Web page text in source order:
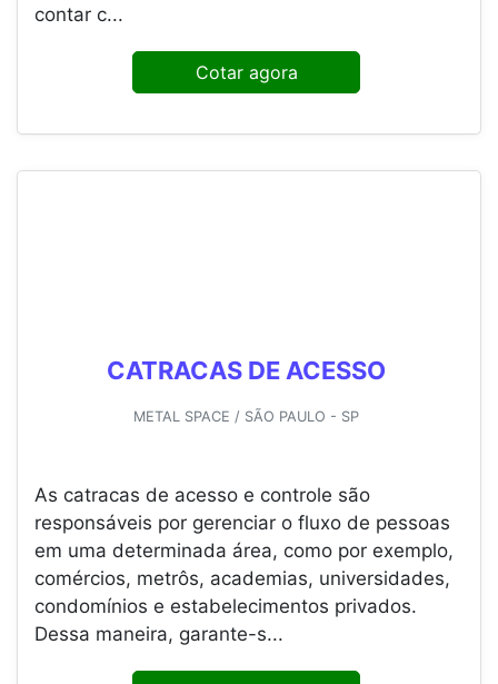
contar c...
Cotar agora
CATRACAS DE ACESSO
METAL SPACE / SÃO PAULO - SP
As catracas de acesso e controle são
responsáveis por gerenciar o fluxo de pessoas
em uma determinada área, como por exemplo,
comércios, metrôs, academias, universidades,
condomínios e estabelecimentos privados.
Dessa maneira, garante-s...